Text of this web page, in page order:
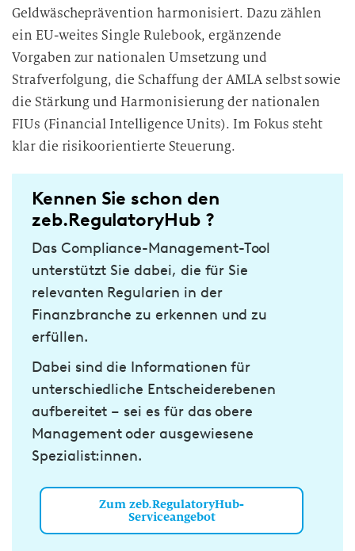
Geldwäscheprävention harmonisiert. Dazu zählen
ein EU-weites Single Rulebook, ergänzende
Vorgaben zur nationalen Umsetzung und
Strafverfolgung, die Schaffung der AMLA selbst sowie
die Stärkung und Harmonisierung der nationalen
FIUs (Financial Intelligence Units). Im Fokus steht
klar die risikoorientierte Steuerung.
Kennen Sie schon den
zeb.RegulatoryHub ?
Das Compliance-Management-Tool
unterstützt Sie dabei, die für Sie
relevanten Regularien in der
Finanzbranche zu erkennen und zu
erfüllen.
Dabei sind die Informationen für
unterschiedliche Entscheiderebenen
aufbereitet – sei es für das obere
Management oder ausgewiesene
Spezialist:innen.
Zum zeb.RegulatoryHub-
Serviceangebot